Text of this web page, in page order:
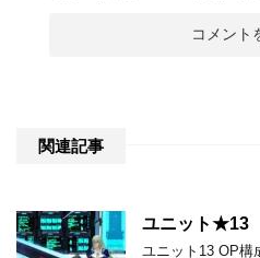
関連記事
ユニット★13
ユニット13 OP構